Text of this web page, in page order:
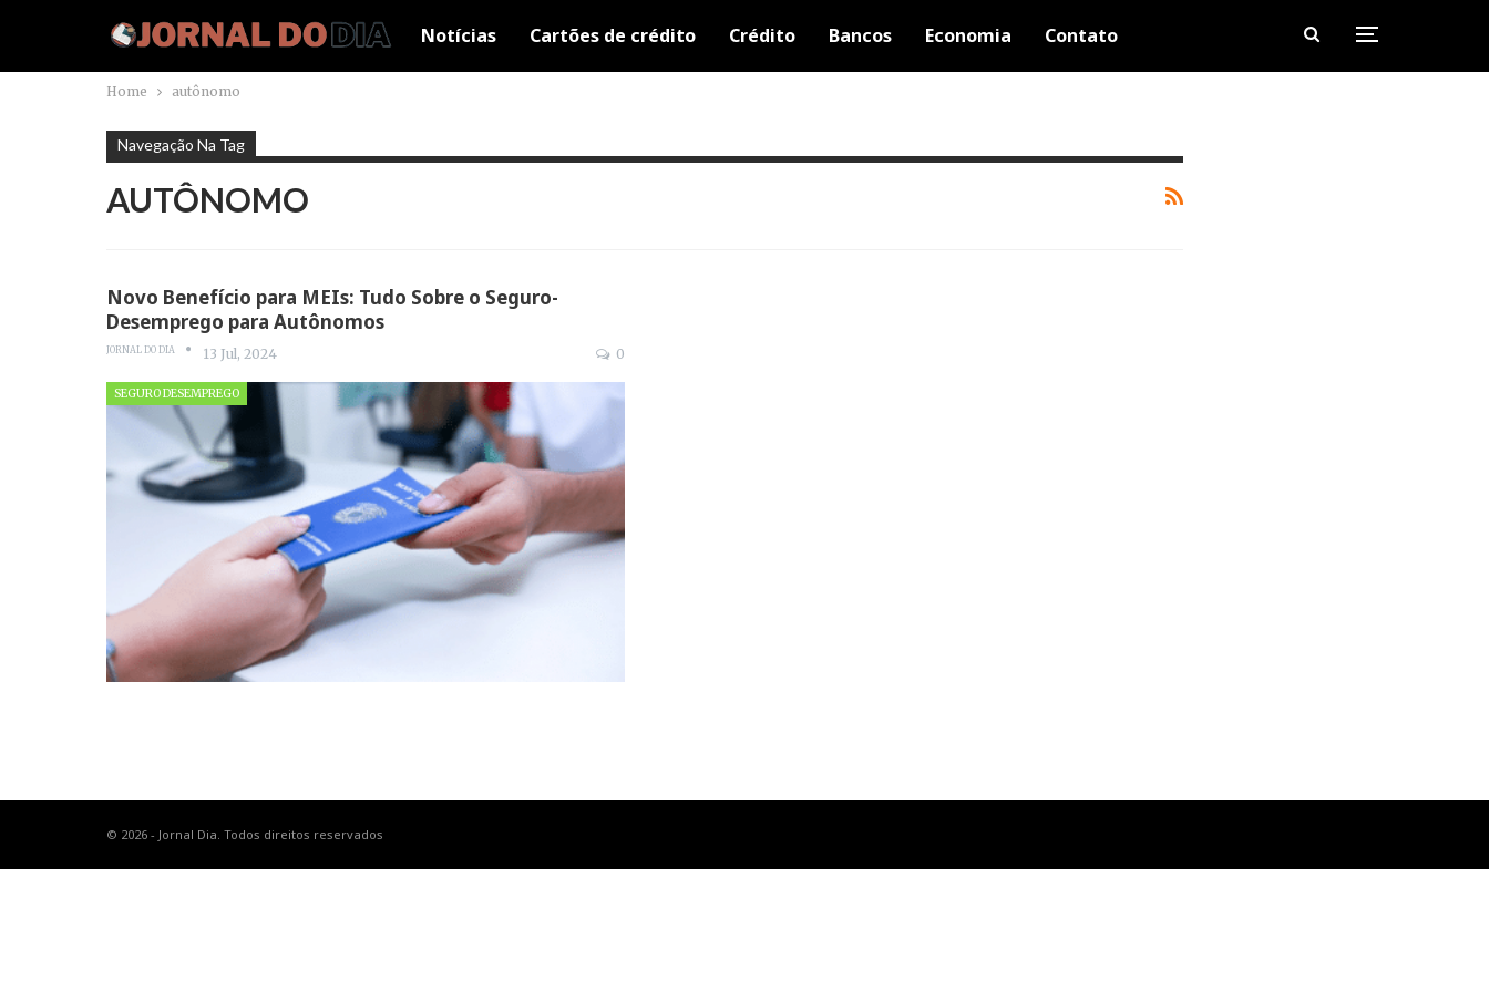
Notícias Cartões de crédito Crédito Bancos Economia Contato
Home autônomo
Navegação Na Tag
AUTÔNOMO
Novo Benefício para MEIs: Tudo Sobre o Seguro-
Desemprego para Autônomos
JORNAL DO DIA 13 Jul, 2024 0
SEGURO DESEMPREGO
© 2026 - Jornal Dia. Todos direitos reservados